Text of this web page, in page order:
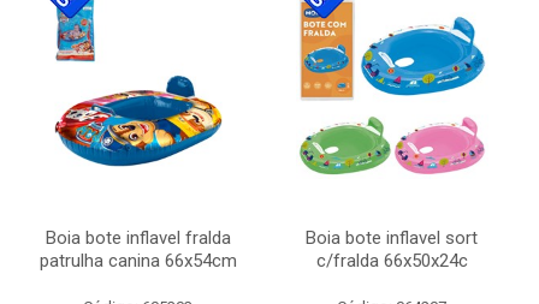
Boia bote inflavel fralda
patrulha canina 66x54cm
Boia bote inflavel sort
c/fralda 66x50x24c